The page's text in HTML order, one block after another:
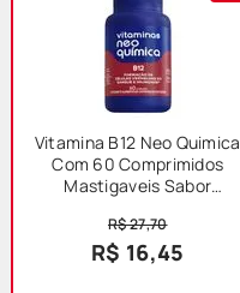
em
Vitamina B12 Neo Quimica
Com 60 Comprimidos
Mastigaveis Sabor
R$ 27,70
R$ 16,45